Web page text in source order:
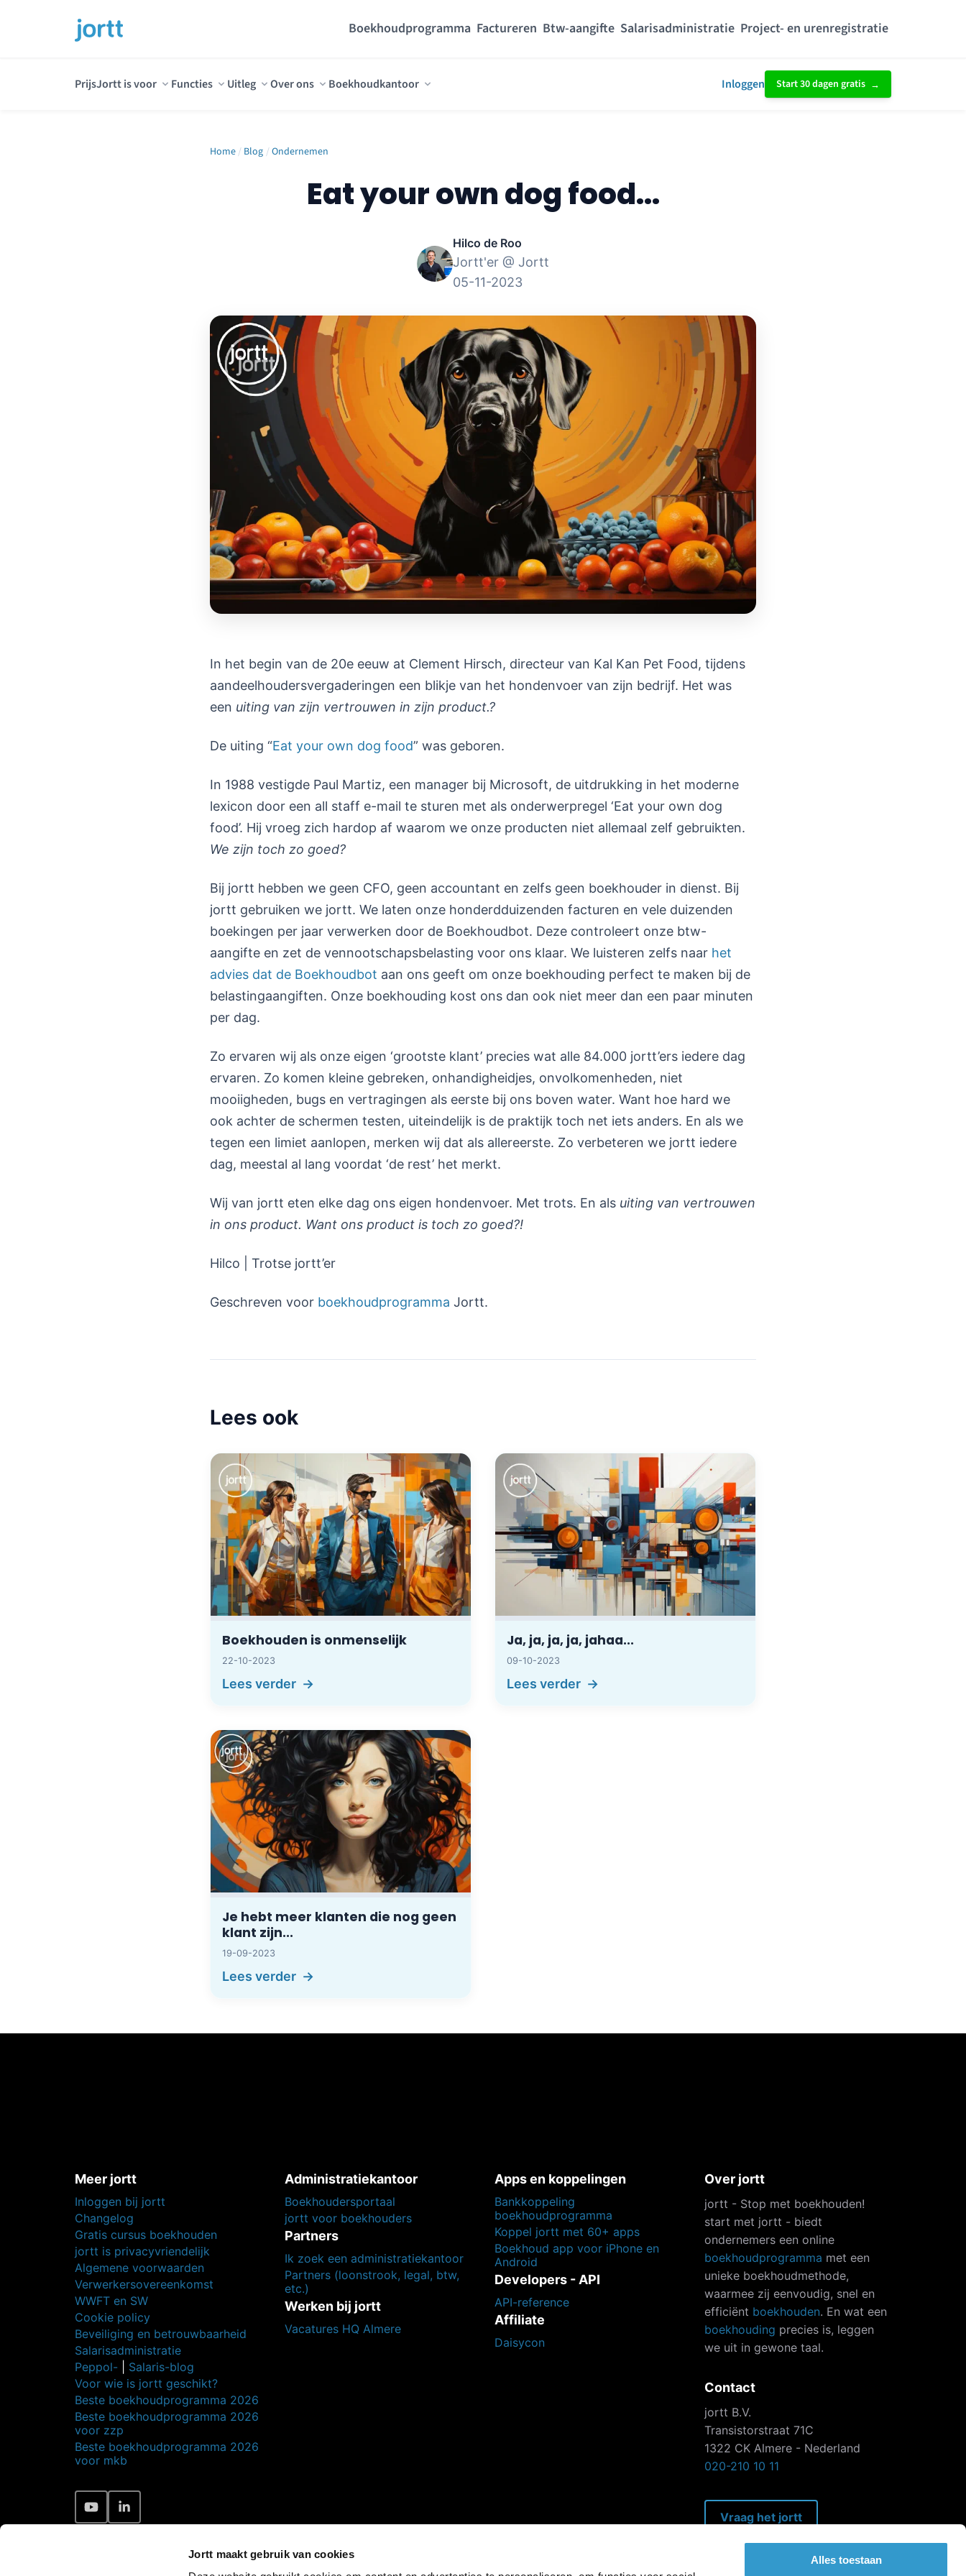
Jortt maakt gebruik van cookies
Alles toestaan
Boekhoudprogramma Factureren Btw-aangifte Salarisadministratie Project- en urenregistratie
PrijsJortt is voor Functies Uitleg Over ons Boekhoudkantoor Inloggen Start 30 dagen gratis
Home/ Blog /Ondernemen
Eat your own dog food...
Hilco de Roo
Jortt'er @ Jortt
05-11-2023
In het begin van de 20e eeuw at Clement Hirsch, directeur van Kal Kan Pet Food, tijdens
aandeelhoudersvergaderingen een blikje van het hondenvoer van zijn bedrijf. Het was
een uiting van zijn vertrouwen in zijn product.?
De uiting “Eat your own dog food” was geboren.
In 1988 vestigde Paul Martiz, een manager bij Microsoft, de uitdrukking in het moderne
lexicon door een all staff e-mail te sturen met als onderwerpregel ‘Eat your own dog
food’. Hij vroeg zich hardop af waarom we onze producten niet allemaal zelf gebruikten.
We zijn toch zo goed?
Bij jortt hebben we geen CFO, geen accountant en zelfs geen boekhouder in dienst. Bij
jortt gebruiken we jortt. We laten onze honderdduizenden facturen en vele duizenden
boekingen per jaar verwerken door de Boekhoudbot. Deze controleert onze btw-
aangifte en zet de vennootschapsbelasting voor ons klaar. We luisteren zelfs naar het
advies dat de Boekhoudbot aan ons geeft om onze boekhouding perfect te maken bij de
belastingaangiften. Onze boekhouding kost ons dan ook niet meer dan een paar minuten
per dag.
Zo ervaren wij als onze eigen ‘grootste klant’ precies wat alle 84.000 jortt’ers iedere dag
ervaren. Zo komen kleine gebreken, onhandigheidjes, onvolkomenheden, niet
mooiigheden, bugs en vertragingen als eerste bij ons boven water. Want hoe hard we
ook achter de schermen testen, uiteindelijk is de praktijk toch net iets anders. En als we
tegen een limiet aanlopen, merken wij dat als allereerste. Zo verbeteren we jortt iedere
dag, meestal al lang voordat ‘de rest’ het merkt.
Wij van jortt eten elke dag ons eigen hondenvoer. Met trots. En als uiting van vertrouwen
in ons product. Want ons product is toch zo goed?!
Hilco | Trotse jortt’er
Geschreven voor boekhoudprogramma Jortt.
Lees ook
Boekhouden is onmenselijk
22-10-2023
Lees verder
Ja, ja, ja, ja, jahaa...
09-10-2023
Lees verder
Je hebt meer klanten die nog geen
klant zijn...
19-09-2023
Lees verder
Meer jortt
Inloggen bij jortt
Changelog
Gratis cursus boekhouden
jortt is privacyvriendelijk
Algemene voorwaarden
Verwerkersovereenkomst
WWFT en SW
Cookie policy
Beveiliging en betrouwbaarheid
Salarisadministratie
Peppol-
Salaris-blog
Voor wie is jortt geschikt?
Beste boekhoudprogramma 2026
Beste boekhoudprogramma 2026
voor zzp
Beste boekhoudprogramma 2026
voor mkb
Administratiekantoor
Boekhoudersportaal
jortt voor boekhouders
Partners
Ik zoek een administratiekantoor
Partners (loonstrook, legal, btw,
etc.)
Werken bij jortt
Vacatures HQ Almere
Apps en koppelingen
Bankkoppeling
boekhoudprogramma
Koppel jortt met 60+ apps
Boekhoud app voor iPhone en
Android
Developers - API
API-reference
Affiliate
Daisycon
Over jortt
jortt - Stop met boekhouden!
start met jortt - biedt
ondernemers een online
boekhoudprogramma met een
unieke boekhoudmethode,
waarmee zij eenvoudig, snel en
efficiënt boekhouden. En wat een
boekhouding precies is, leggen
we uit in gewone taal.
Contact
jortt B.V.
Transistorstraat 71C
1322 CK Almere - Nederland
020-210 10 11
Vraag het jortt